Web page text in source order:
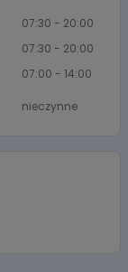
07:30 - 20:00
07:30 - 20:00
07:00 - 14:00
nieczynne